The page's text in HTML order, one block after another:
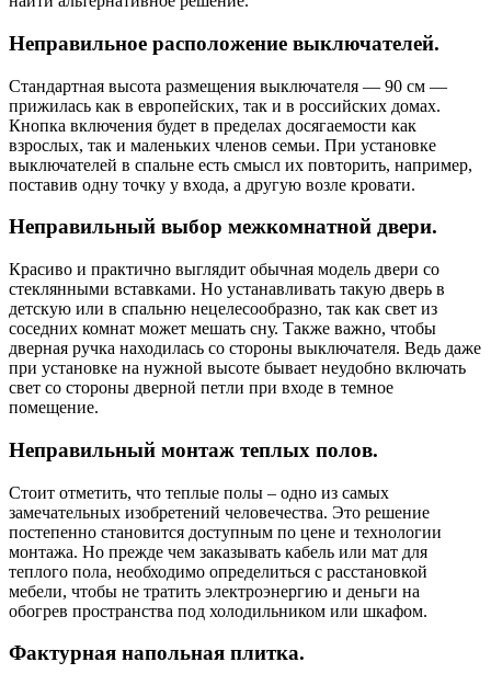
Неправильное расположение выключателей.
Стандартная высота размещения выключателя — 90 см —
прижилась как в европейских, так и в российских домах.
Кнопка включения будет в пределах досягаемости как
взрослых, так и маленьких членов семьи. При установке
выключателей в спальне есть смысл их повторить, например,
поставив одну точку у входа, а другую возле кровати.
Неправильный выбор межкомнатной двери.
Красиво и практично выглядит обычная модель двери со
стеклянными вставками. Но устанавливать такую ​​дверь в
детскую или в спальню нецелесообразно, так как свет из
соседних комнат может мешать сну. Также важно, чтобы
дверная ручка находилась со стороны выключателя. Ведь даже
при установке на нужной высоте бывает неудобно включать
свет со стороны дверной петли при входе в темное
помещение.
Неправильный монтаж теплых полов.
Стоит отметить, что теплые полы – одно из самых
замечательных изобретений человечества. Это решение
постепенно становится доступным по цене и технологии
монтажа. Но прежде чем заказывать кабель или мат для
теплого пола, необходимо определиться с расстановкой
мебели, чтобы не тратить электроэнергию и деньги на
обогрев пространства под холодильником или шкафом.
Фактурная напольная плитка.